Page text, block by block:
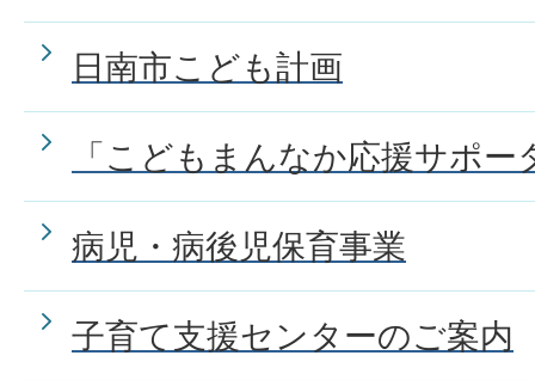
日南市こども計画
「こどもまんなか応援サポー
病児・病後児保育事業
子育て支援センターのご案内